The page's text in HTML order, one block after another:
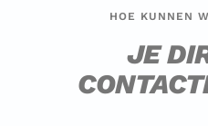
HOE KUNNEN
JE